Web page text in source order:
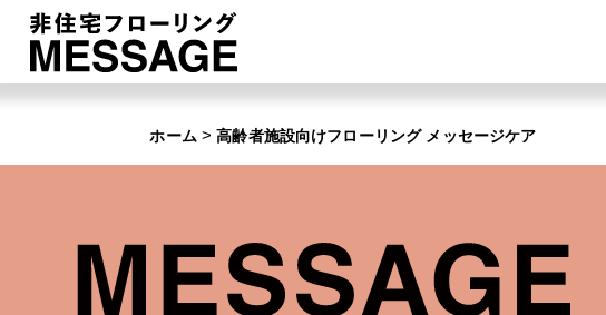
ホーム >高齢者施設向けフローリング メッセージケア